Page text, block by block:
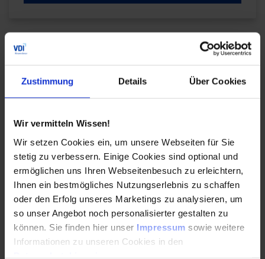
Zustimmung Details Über Cookies
Wir vermitteln Wissen!
Wir setzen Cookies ein, um unsere Webseiten für Sie
stetig zu verbessern. Einige Cookies sind optional und
ermöglichen uns Ihren Webseitenbesuch zu erleichtern,
Ihnen ein bestmögliches Nutzungserlebnis zu schaffen
oder den Erfolg unseres Marketings zu analysieren, um
so unser Angebot noch personalisierter gestalten zu
können. Sie finden hier unser Impressum sowie weitere
Informationen zu unseren Cookies in den
Digitales Produkt
Stress vermeiden durch effektive Selbstorganisation
Sie fühlen sich gestresst? Im Online-Training
Zeit- und Selbstmanagements Stress vermeiden
können.
Digitales Produkt
Resilientes Empowerment